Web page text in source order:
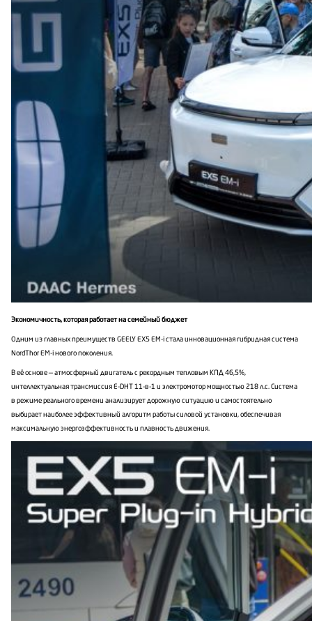
Экономичность, которая работает на семейный бюджет
Одним из главных преимуществ GEELY EX5 EM-i стала инновационная гибридная система
NordThor EM-i нового поколения.
В её основе — атмосферный двигатель с рекордным тепловым КПД 46,5%,
интеллектуальная трансмиссия E-DHT 11-в-1 и электромотор мощностью 218 л.с. Система
в режиме реального времени анализирует дорожную ситуацию и самостоятельно
выбирает наиболее эффективный алгоритм работы силовой установки, обеспечивая
максимальную энергоэффективность и плавность движения.